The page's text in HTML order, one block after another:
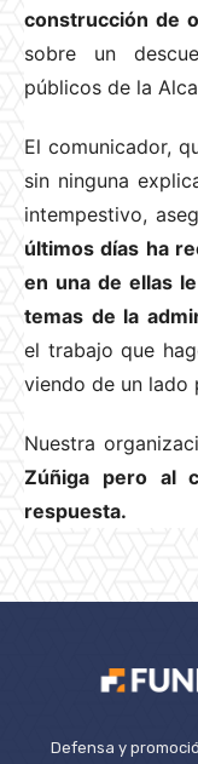
construcción de
sobre un
públicos de la
El comunicador,
sin ninguna
intempestivo,
últimos días ha
en una de ellas
temas de la
el trabajo que
viendo de un lado
Nuestra
Zúñiga pero al
respuesta.
Defensa y